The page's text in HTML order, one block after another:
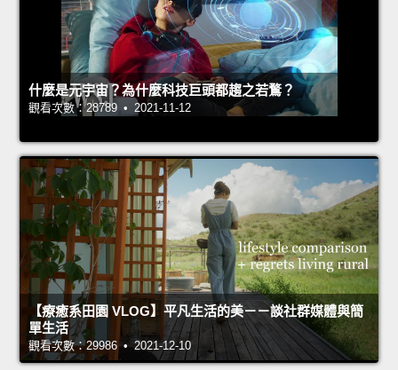
什麼是元宇宙？為什麼科技巨頭都趨之若鶩？
觀看次數：28789 • 2021-11-12
【療癒系田園 VLOG】平凡生活的美－－談社群媒體與簡
單生活
觀看次數：29986 • 2021-12-10